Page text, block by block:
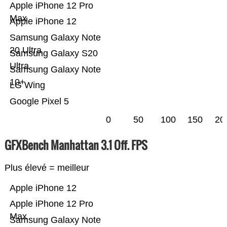
Google Pixel 5
LG Wing
Samsung Galaxy Note
10+
Samsung Galaxy S20
Ultra
Samsung Galaxy Note
20 Ultra
Apple iPhone 12
Apple iPhone 12 Pro
Max
0 50 100 150
GFXBench Manhattan 3.1 Off. FPS
Plus élevé = meilleur
Samsung Galaxy Note
Apple iPhone 12 Pro
Max
Apple iPhone 12